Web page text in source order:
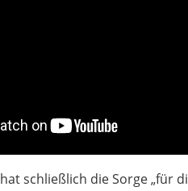
hat schließlich die Sorge „für